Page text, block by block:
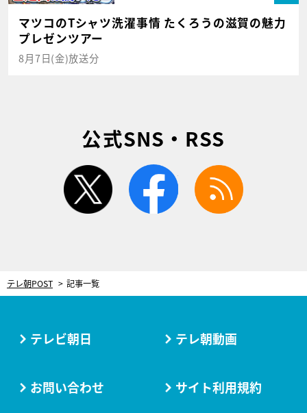
マツコのTシャツ洗濯事情 たくろうの滋賀の魅力
プレゼンツアー
8月7日(金)放送分
公式SNS・RSS
twitter facebook
テレ朝POST 記事一覧
テレビ朝日 テレ朝動画
お問い合わせ サイト利用規約